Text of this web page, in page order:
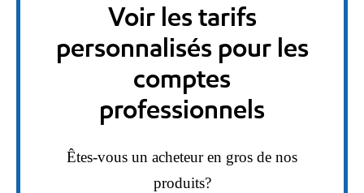
Voir les tarifs
personnalisés pour les
comptes
professionnels
Êtes-vous un acheteur en gros de nos
produits?